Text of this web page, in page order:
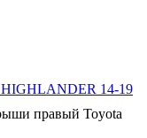
14-19
правый Toyota